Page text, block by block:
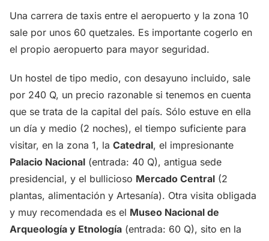
Una carrera de taxis entre el aeropuerto y la zona 10
sale por unos 60 quetzales. Es importante cogerlo en
el propio aeropuerto para mayor seguridad.
Un hostel de tipo medio, con desayuno incluido, sale
por 240 Q, un precio razonable si tenemos en cuenta
que se trata de la capital del país. Sólo estuve en ella
un día y medio (2 noches), el tiempo suficiente para
visitar, en la zona 1, la Catedral, el impresionante
Palacio Nacional (entrada: 40 Q), antigua sede
presidencial, y el bullicioso Mercado Central (2
plantas, alimentación y Artesanía). Otra visita obligada
y muy recomendada es el Museo Nacional de
Arqueología y Etnología (entrada: 60 Q), sito en la